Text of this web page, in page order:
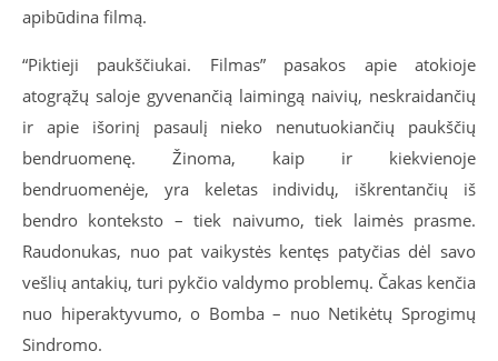
apibūdina filmą.
“Piktieji paukščiukai. Filmas” pasakos apie atokioje
atogrąžų saloje gyvenančią laimingą naivių, neskraidančių
ir apie išorinį pasaulį nieko nenutuokiančių paukščių
bendruomenę. Žinoma, kaip ir kiekvienoje
bendruomenėje, yra keletas individų, iškrentančių iš
bendro konteksto – tiek naivumo, tiek laimės prasme.
Raudonukas, nuo pat vaikystės kentęs patyčias dėl savo
vešlių antakių, turi pykčio valdymo problemų. Čakas kenčia
nuo hiperaktyvumo, o Bomba – nuo Netikėtų Sprogimų
Sindromo.